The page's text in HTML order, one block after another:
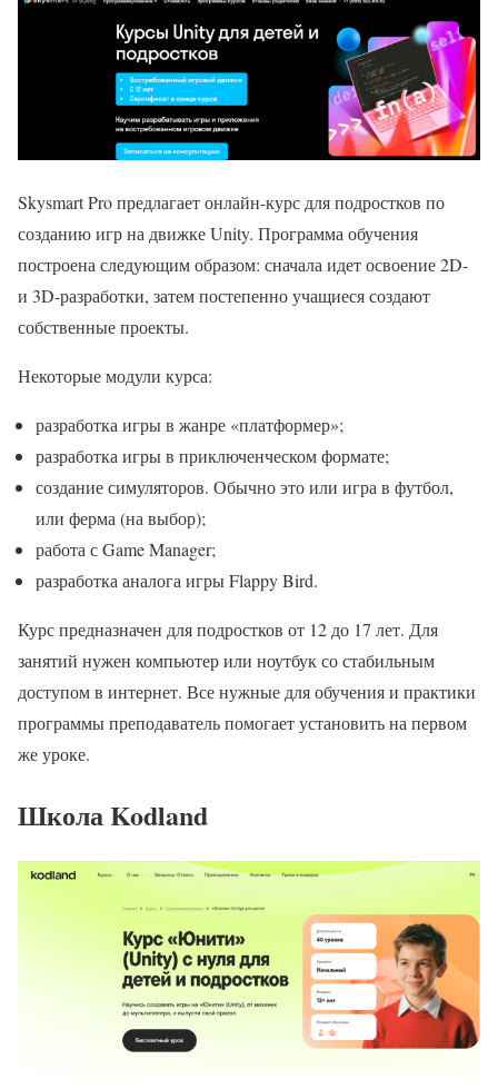
Skysmart Pro предлагает онлайн-курс для подростков по
созданию игр на движке Unity. Программа обучения
построена следующим образом: сначала идет освоение 2D-
и 3D-разработки, затем постепенно учащиеся создают
собственные проекты.
Некоторые модули курса:
разработка игры в жанре «платформер»;
разработка игры в приключенческом формате;
создание симуляторов. Обычно это или игра в футбол,
или ферма (на выбор);
работа с Game Manager;
разработка аналога игры Flappy Bird.
Курс предназначен для подростков от 12 до 17 лет. Для
занятий нужен компьютер или ноутбук со стабильным
доступом в интернет. Все нужные для обучения и практики
программы преподаватель помогает установить на первом
же уроке.
Школа Kodland